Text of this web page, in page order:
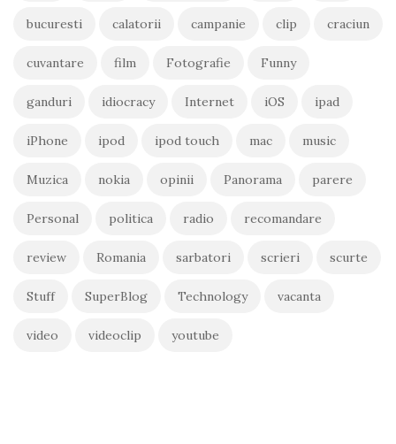
bucuresti calatorii campanie clip craciun
cuvantare film Fotografie Funny
ganduri idiocracy Internet iOS ipad
iPhone ipod ipod touch mac music
Muzica nokia opinii Panorama parere
Personal politica radio recomandare
review Romania sarbatori scrieri scurte
Stuff SuperBlog Technology vacanta
video videoclip youtube